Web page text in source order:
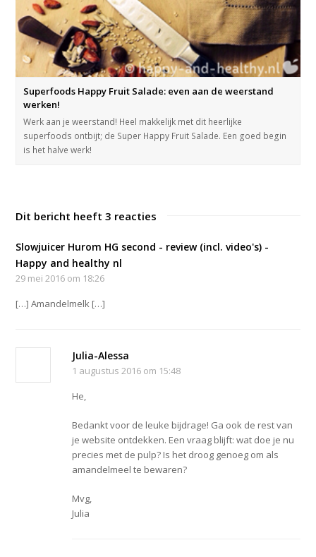
Superfoods Happy Fruit Salade: even aan de weerstand
werken!
Werk aan je weerstand! Heel makkelijk met dit heerlijke
superfoods ontbijt; de Super Happy Fruit Salade. Een goed begin
is het halve werk!
Dit bericht heeft 3 reacties
Slowjuicer Hurom HG second - review (incl. video's) -
Happy and healthy nl
29 mei 2016 om 18:26
[…] Amandelmelk […]
Julia-Alessa
1 augustus 2016 om 15:48
He,
Bedankt voor de leuke bijdrage! Ga ook de rest van
je website ontdekken. Een vraag blijft: wat doe je nu
precies met de pulp? Is het droog genoeg om als
amandelmeel te bewaren?
Mvg,
Julia